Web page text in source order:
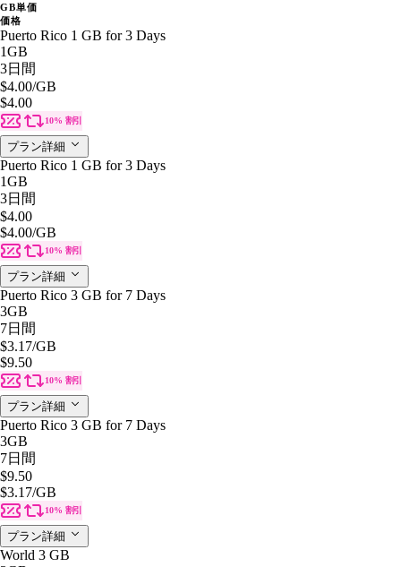
GB単価
価格
Puerto Rico 1 GB for 3 Days
1GB
3日間
$4.00/GB
$4.00
10% 割引
プラン詳細
Puerto Rico 1 GB for 3 Days
1GB
3日間
$4.00
$4.00/GB
10% 割引
プラン詳細
Puerto Rico 3 GB for 7 Days
3GB
7日間
$3.17/GB
$9.50
10% 割引
プラン詳細
Puerto Rico 3 GB for 7 Days
3GB
7日間
$9.50
$3.17/GB
10% 割引
プラン詳細
World 3 GB